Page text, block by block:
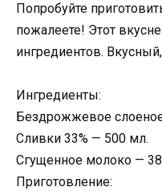
Попробуйте
пожалеете! Этот
ингредиентов.
Ингредиенты:
Бездрожжевое
Сливки 33% — 500 мл.
Сгущенное молоко —
Приготовление: